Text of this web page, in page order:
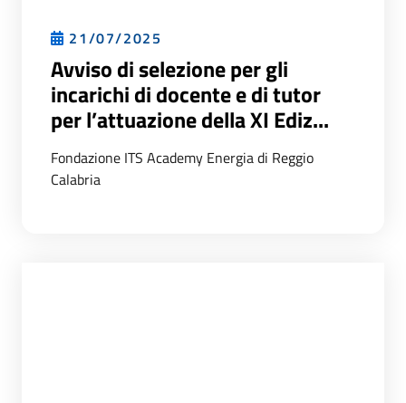
21/07/2025
Avviso di selezione per gli
incarichi di docente e di tutor
per l’attuazione della XI Ediz...
Fondazione ITS Academy Energia di Reggio
Calabria